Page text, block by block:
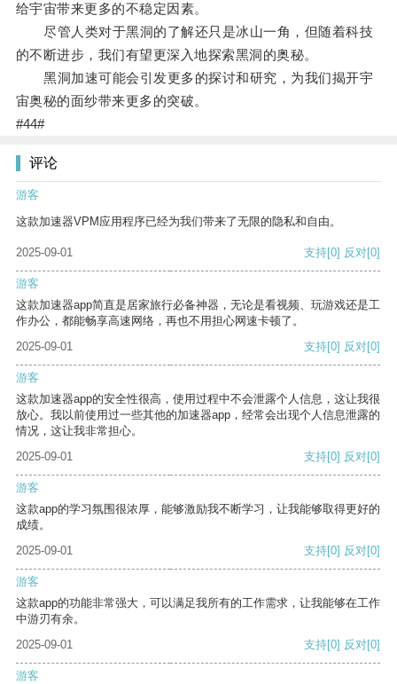
给宇宙带来更多的不稳定因素。
尽管人类对于黑洞的了解还只是冰山一角，但随着科技
的不断进步，我们有望更深入地探索黑洞的奥秘。
黑洞加速可能会引发更多的探讨和研究，为我们揭开宇
宙奥秘的面纱带来更多的突破。
#44#
评论
游客
这款加速器VPM应用程序已经为我们带来了无限的隐私和自由。
2025-09-01 支持[0] 反对[0]
游客
这款加速器app简直是居家旅行必备神器，无论是看视频、玩游戏还是工
作办公，都能畅享高速网络，再也不用担心网速卡顿了。
2025-09-01
支持[0] 反对[0]
游客
这款加速器app的安全性很高，使用过程中不会泄露个人信息，这让我很
放心。我以前使用过一些其他的加速器app，经常会出现个人信息泄露的
情况，这让我非常担心。
2025-09-01
支持[0] 反对[0]
游客
这款app的学习氛围很浓厚，能够激励我不断学习，让我能够取得更好的
成绩。
2025-09-01
支持[0] 反对[0]
游客
这款app的功能非常强大，可以满足我所有的工作需求，让我能够在工作
中游刃有余。
2025-09-01
支持[0] 反对[0]
游客